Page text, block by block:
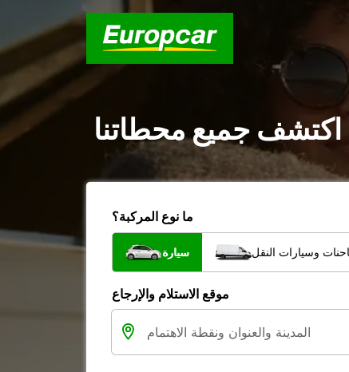
اكتشف جميع محطاتنا
ما نوع المركبة؟
سيارة وسيارات النقل
موقع الاستلام والإرجاع